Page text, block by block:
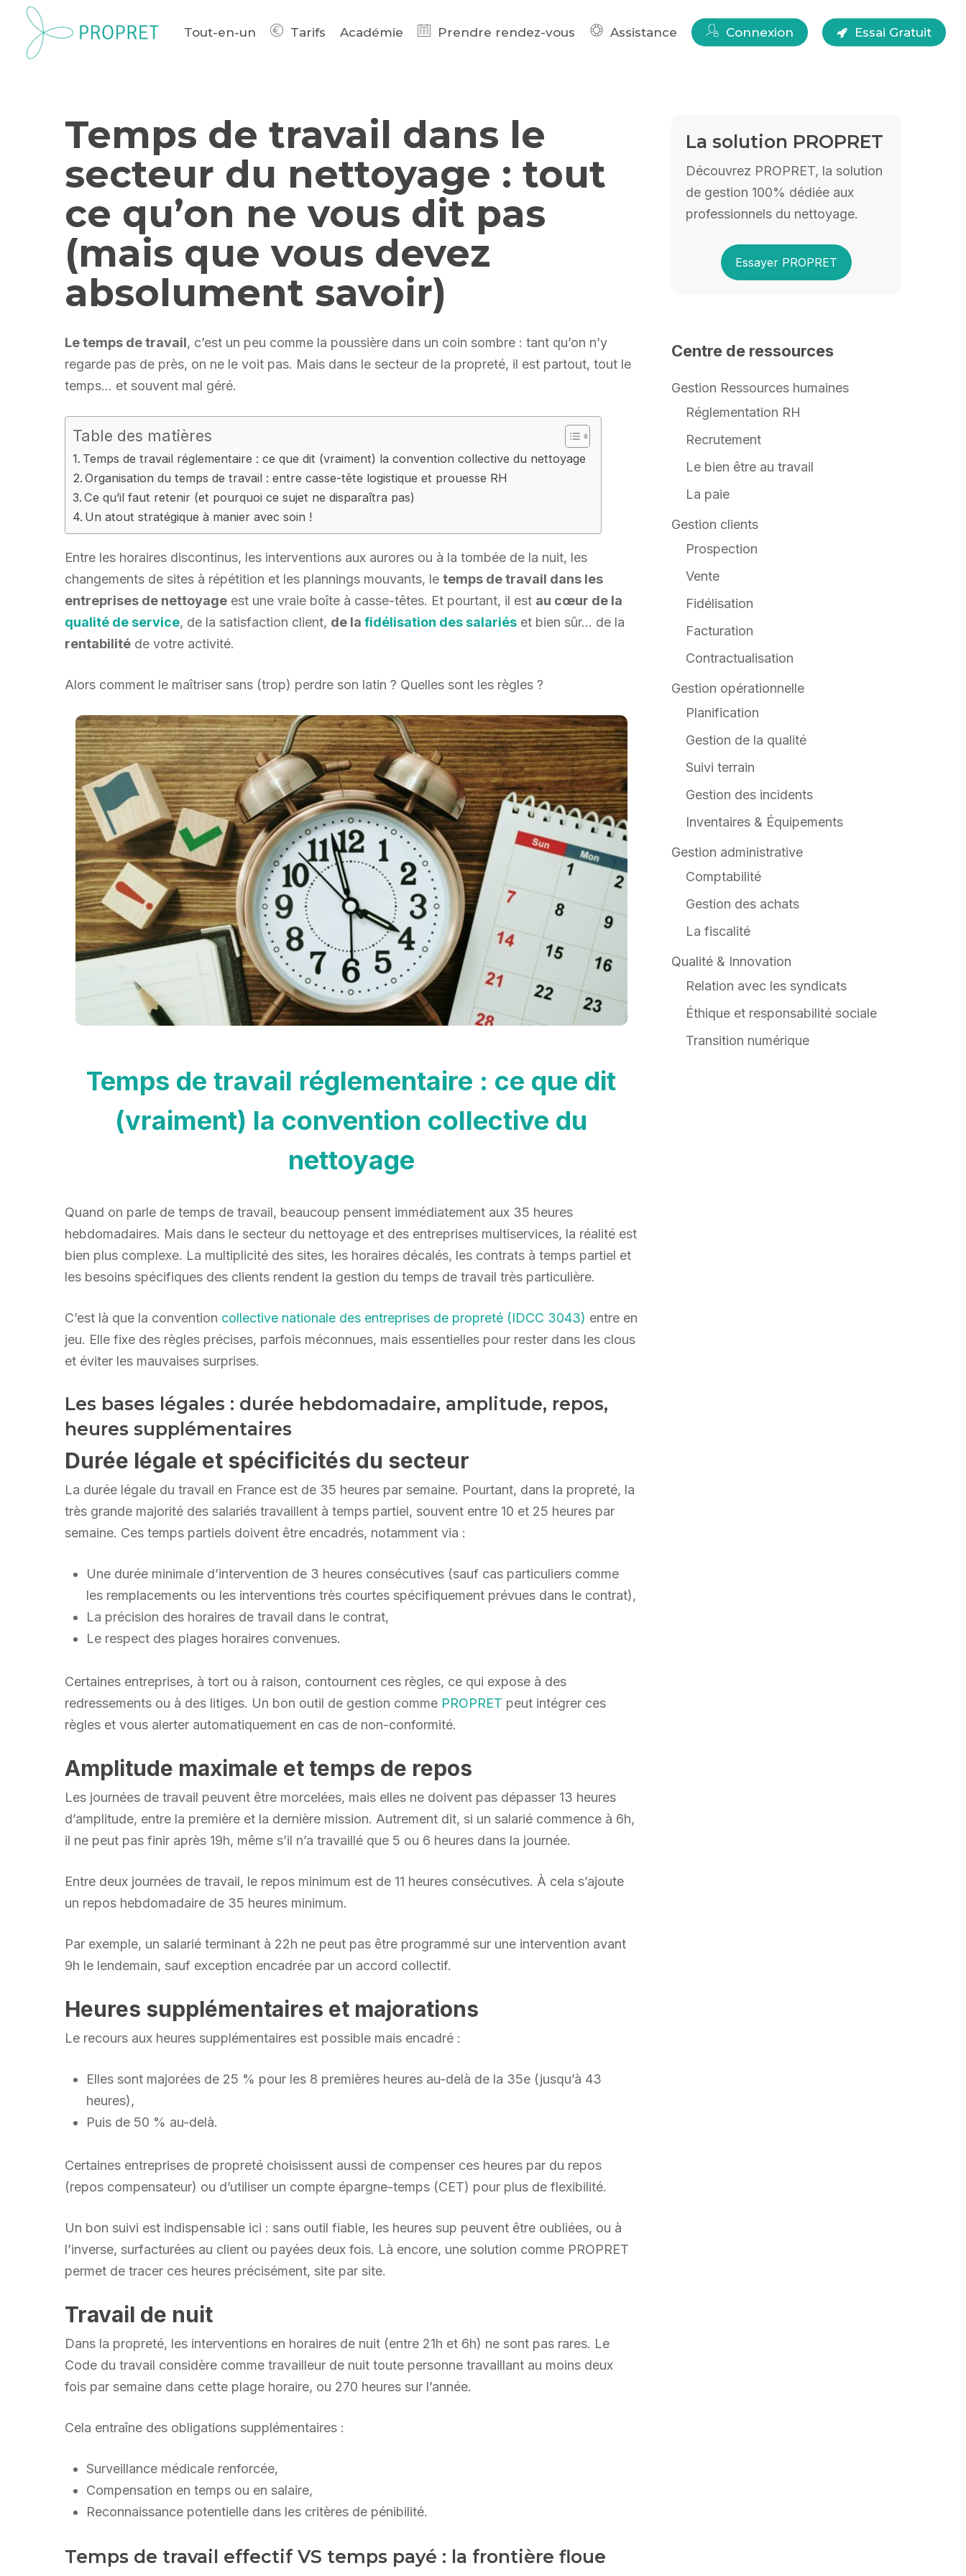
main
Tout-en-un Tarifs Académie Prendre rendez-vous Assistance Connexion Essai Gratuit
Temps de travail dans le
secteur du nettoyage : tout
ce qu’on ne vous dit pas
(mais que vous devez
absolument savoir)
Le temps de travail, c’est un peu comme la poussière dans un coin sombre : tant qu’on n’y
regarde pas de près, on ne le voit pas. Mais dans le secteur de la propreté, il est partout, tout le
temps… et souvent mal géré.
Table des matières
Temps de travail réglementaire : ce que dit (vraiment) la convention collective du nettoyage
Organisation du temps de travail : entre casse-tête logistique et prouesse RH
Ce qu’il faut retenir (et pourquoi ce sujet ne disparaîtra pas)
Un atout stratégique à manier avec soin !
Entre les horaires discontinus, les interventions aux aurores ou à la tombée de la nuit, les
changements de sites à répétition et les plannings mouvants, letemps de travail dans les
entreprises de nettoyage est une vraie boîte à casse-têtes. Et pourtant, il est au cœur de la
qualité de service, de la satisfaction client, de lafidélisation des salariés et bien sûr… de la
rentabilité de votre activité.
Alors comment le maîtriser sans (trop) perdre son latin? Quelles sont les règles?
Temps de travail réglementaire : ce que dit
(vraiment) la convention collective du
nettoyage
Quand on parle de temps de travail, beaucoup pensent immédiatement aux 35 heures
hebdomadaires. Mais dans le secteur du nettoyage et des entreprises multiservices, la réalité est
bien plus complexe. La multiplicité des sites, les horaires décalés, les contrats à temps partiel et
les besoins spécifiques des clients rendent la gestion du temps de travail très particulière.
C’est là que la convention collective nationale des entreprises de propreté (IDCC 3043) entre en
jeu. Elle fixe des règles précises, parfois méconnues, mais essentielles pour rester dans les clous
et éviter les mauvaises surprises.
Les bases légales : durée hebdomadaire, amplitude, repos,
heures supplémentaires
Durée légale et spécificités du secteur
La durée légale du travail en France est de 35 heures par semaine. Pourtant, dans la propreté, la
très grande majorité des salariés travaillent à temps partiel, souvent entre 10 et 25 heures par
semaine. Ces temps partiels doivent être encadrés, notamment via :
Une durée minimale d’intervention de 3 heures consécutives (sauf cas particuliers comme
les remplacements ou les interventions très courtes spécifiquement prévues dans le contrat),
La précision des horaires de travail dans le contrat,
Le respect des plages horaires convenues.
Certaines entreprises, à tort ou à raison, contournent ces règles, ce qui expose à des
redressements ou à des litiges. Un bon outil de gestion comme PROPRET peut intégrer ces
règles et vous alerter automatiquement en cas de non-conformité.
Amplitude maximale et temps de repos
Les journées de travail peuvent être morcelées, mais elles ne doivent pas dépasser 13 heures
d’amplitude, entre la première et la dernière mission. Autrement dit, si un salarié commence à 6h,
il ne peut pas finir après 19h, même s’il n’a travaillé que 5 ou 6 heures dans la journée.
Entre deux journées de travail, le repos minimum est de 11 heures consécutives. À cela s’ajoute
un repos hebdomadaire de 35 heures minimum.
Par exemple, un salarié terminant à 22h ne peut pas être programmé sur une intervention avant
9h le lendemain, sauf exception encadrée par un accord collectif.
Heures supplémentaires et majorations
Le recours aux heures supplémentaires est possible mais encadré :
Elles sont majorées de 25 % pour les 8 premières heures au-delà de la 35e (jusqu’à 43
heures),
Puis de 50 % au-delà.
Certaines entreprises de propreté choisissent aussi de compenser ces heures par du repos
(repos compensateur) ou d’utiliser un compte épargne-temps (CET) pour plus de flexibilité.
Un bon suivi est indispensable ici : sans outil fiable, les heures sup peuvent être oubliées, ou à
l’inverse, surfacturées au client ou payées deux fois. Là encore, une solution comme PROPRET
permet de tracer ces heures précisément, site par site.
Travail de nuit
Dans la propreté, les interventions en horaires de nuit (entre 21h et 6h) ne sont pas rares. Le
Code du travail considère comme travailleur de nuit toute personne travaillant au moins deux
fois par semaine dans cette plage horaire, ou 270 heures sur l’année.
Cela entraîne des obligations supplémentaires :
Surveillance médicale renforcée,
Compensation en temps ou en salaire,
Reconnaissance potentielle dans les critères de pénibilité.
Temps de travail effectif VS temps payé : la frontière floue
La solution PROPRET
Découvrez PROPRET, la solution
de gestion 100% dédiée aux
professionnels du nettoyage.
Essayer PROPRET
Centre de ressources
Gestion Ressources humaines
Réglementation RH
Recrutement
Le bien être au travail
La paie
Gestion clients
Prospection
Vente
Fidélisation
Facturation
Contractualisation
Gestion opérationnelle
Planification
Gestion de la qualité
Suivi terrain
Gestion des incidents
Inventaires & Équipements
Gestion administrative
Comptabilité
Gestion des achats
La fiscalité
Qualité & Innovation
Relation avec les syndicats
Éthique et responsabilité sociale
Transition numérique